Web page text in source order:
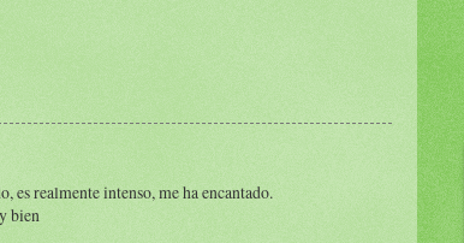
es realmente intenso, me ha encantado.
bien